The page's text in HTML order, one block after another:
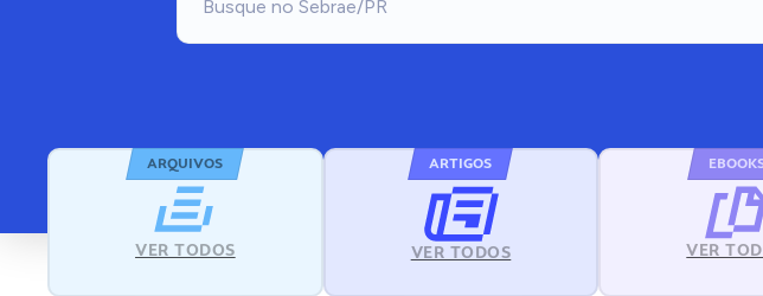
ARQUIVOS
VER TODOS
ARTIGOS
VER TODOS VER